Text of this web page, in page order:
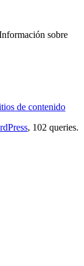
sobre
de contenido
, 102 queries.